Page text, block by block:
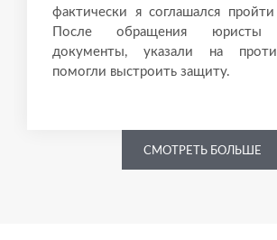
фактически я соглашался
После обращения юристы
документы, указали на
помогли выстроить защиту.
СМОТРЕТЬ БОЛЬШЕ